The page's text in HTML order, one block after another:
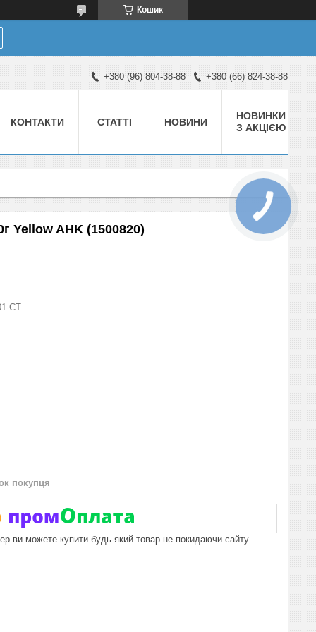
Кошик
+380 (96) 804-38-88 +380 (66) 824-38-88
КОНТАКТИ СТАТТІ НОВИНИ
НОВИНКИ
З АКЦІЄЮ
Yellow AHK (1500820)
СТ
покупця
ви можете купити будь-який товар не покидаючи сайту.